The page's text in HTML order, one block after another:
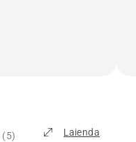
(5) Laienda